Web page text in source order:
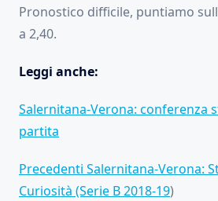
Pronostico difficile, puntiamo
a 2,40.
Leggi anche:
Salernitana-Verona: conferenza
partita
Precedenti Salernitana-Verona:
Curiosità (Serie B 2018-19)